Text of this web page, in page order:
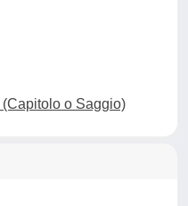
o Saggio)